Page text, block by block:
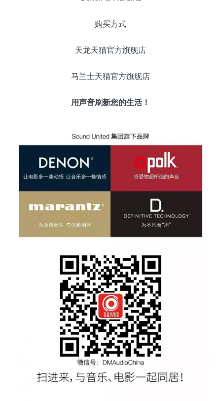
购买方式
天龙天猫官方旗舰店
马兰士天猫官方旗舰店
用声音刷新您的生活！